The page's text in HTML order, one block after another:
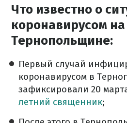
Что известно о
коронавирусом на
Тернопольщине:
Первый случай
коронавирусом в
зафиксировали 20
летний священник;